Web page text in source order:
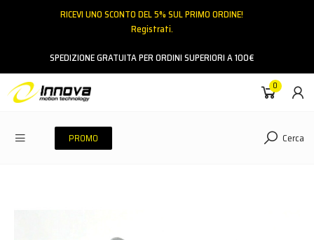
RICEVI UNO SCONTO DEL 5% SUL PRIMO ORDINE!
Registrati.
SPEDIZIONE GRATUITA PER ORDINI SUPERIORI A 100€
0
PROMO Cerca